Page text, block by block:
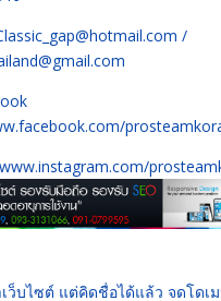
/
ว็บไซต์ แต่คิดชื่อได้แล้ว จดโดเ